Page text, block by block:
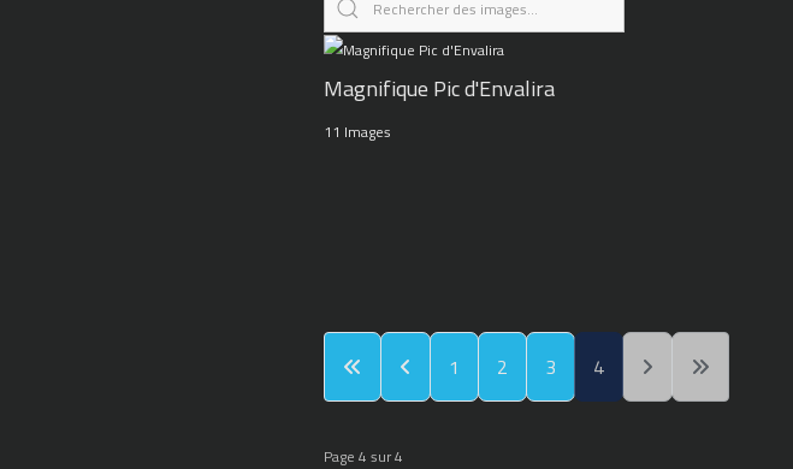
Magnifique Pic d'Envalira
11 Images
1 2 3 4
Page 4 sur 4